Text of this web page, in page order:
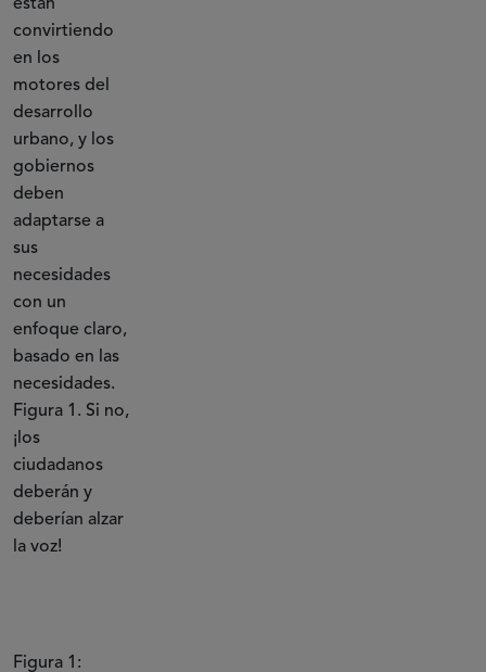
están
convirtiendo
en los
motores del
desarrollo
urbano, y los
gobiernos
deben
adaptarse a
sus
necesidades
con un
enfoque claro,
basado en las
necesidades.
Figura 1. Si no,
¡los
ciudadanos
deberán y
deberían alzar
la voz!
Figura 1: